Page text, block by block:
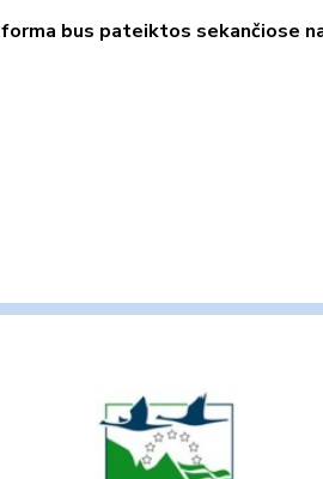
bus pateiktos sekančiose